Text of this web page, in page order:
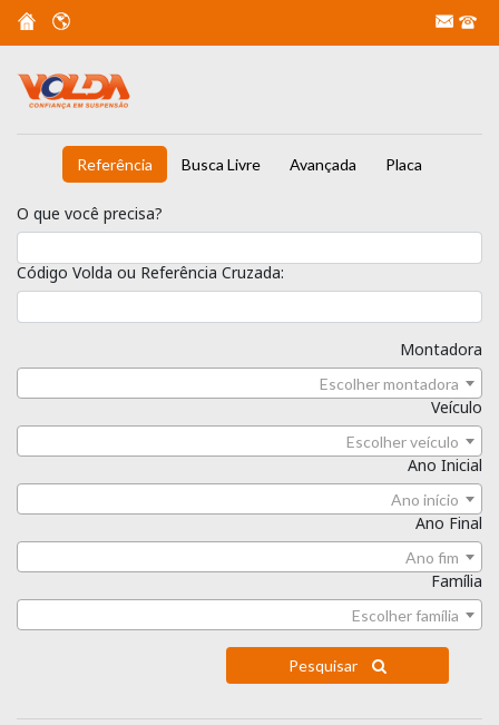
Referência Busca Livre Avançada Placa
O que você precisa?
Código Volda ou Referência Cruzada:
Montadora
Escolher montadora
Veículo
Escolher veículo
Ano Inicial
Ano início
Ano Final
Ano fim
Família
Escolher família
Pesquisar